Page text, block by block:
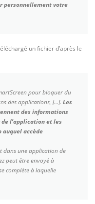
personnellement votre
un fichier d’après le
pour bloquer du
des applications, […]. Les
des informations
l’application et les
auquel accède
dans une application de
peut être envoyé à
complète à laquelle